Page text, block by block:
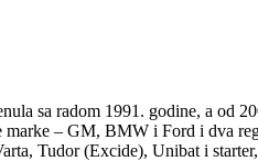
sa radom 1991. godine, a od
– GM, BMW i Ford i dva
Tudor (Excide), Unibat i